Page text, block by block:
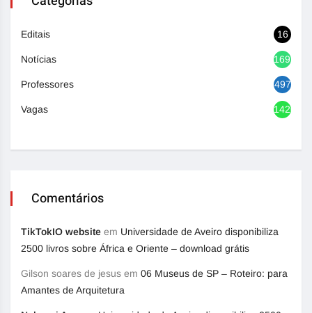
Editais 16
Notícias 1692
Professores 497
Vagas 1420
Comentários
TikTokIO website em Universidade de Aveiro disponibiliza
2500 livros sobre África e Oriente – download grátis
Gilson soares de jesus em 06 Museus de SP – Roteiro: para
Amantes de Arquitetura